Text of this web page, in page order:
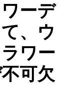
ーデ
、ウ
ワー
可欠